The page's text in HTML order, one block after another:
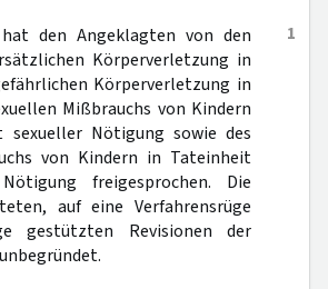
1
den Angeklagten von den
Körperverletzung in
Körperverletzung in
Mißbrauchs von Kindern
Nötigung sowie des
von Kindern in Tateinheit
freigesprochen. Die
auf eine Verfahrensrüge
gestützten Revisionen der